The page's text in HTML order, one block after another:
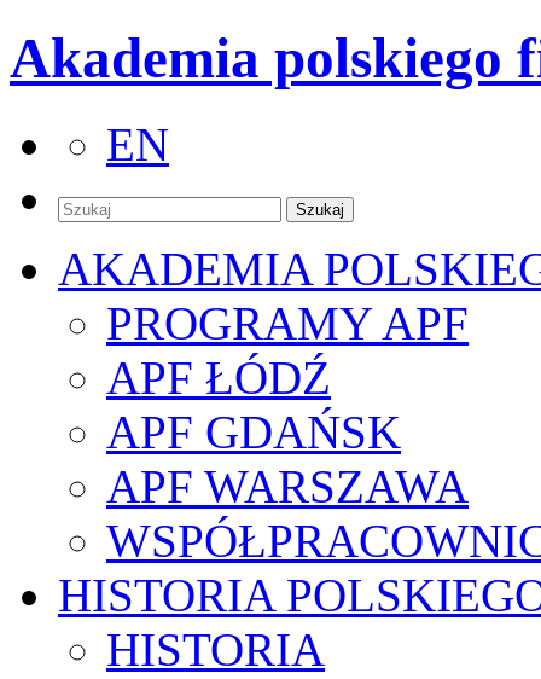
Akademia polskiego
EN
AKADEMIA
PROGRAMY APF
APF ŁÓDŹ
APF GDAŃSK
APF WARSZAWA
HISTORIA
HISTORIA